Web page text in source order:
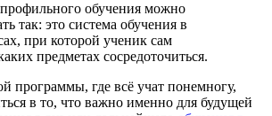
обучения можно
так: это система обучения в
при которой ученик сам
предметах сосредоточиться.
программы, где всё учат понемногу,
в то, что важно именно для будущей